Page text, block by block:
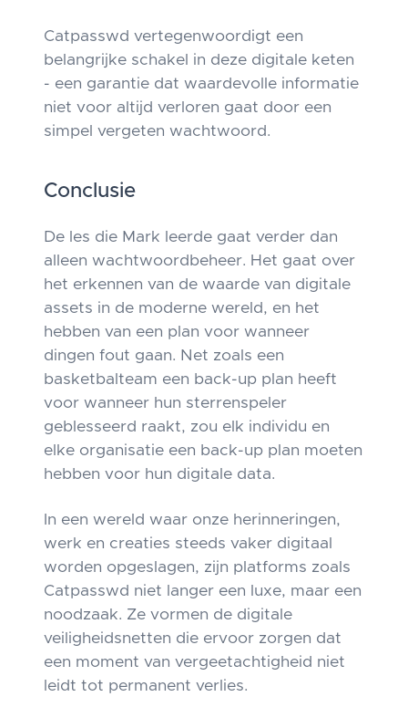
Catpasswd vertegenwoordigt een
belangrijke schakel in deze digitale keten
- een garantie dat waardevolle informatie
niet voor altijd verloren gaat door een
simpel vergeten wachtwoord.
Conclusie
De les die Mark leerde gaat verder dan
alleen wachtwoordbeheer. Het gaat over
het erkennen van de waarde van digitale
assets in de moderne wereld, en het
hebben van een plan voor wanneer
dingen fout gaan. Net zoals een
basketbalteam een back-up plan heeft
voor wanneer hun sterrenspeler
geblesseerd raakt, zou elk individu en
elke organisatie een back-up plan moeten
hebben voor hun digitale data.
In een wereld waar onze herinneringen,
werk en creaties steeds vaker digitaal
worden opgeslagen, zijn platforms zoals
Catpasswd niet langer een luxe, maar een
noodzaak. Ze vormen de digitale
veiligheidsnetten die ervoor zorgen dat
een moment van vergeetachtigheid niet
leidt tot permanent verlies.